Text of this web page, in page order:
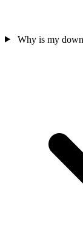
Why is my